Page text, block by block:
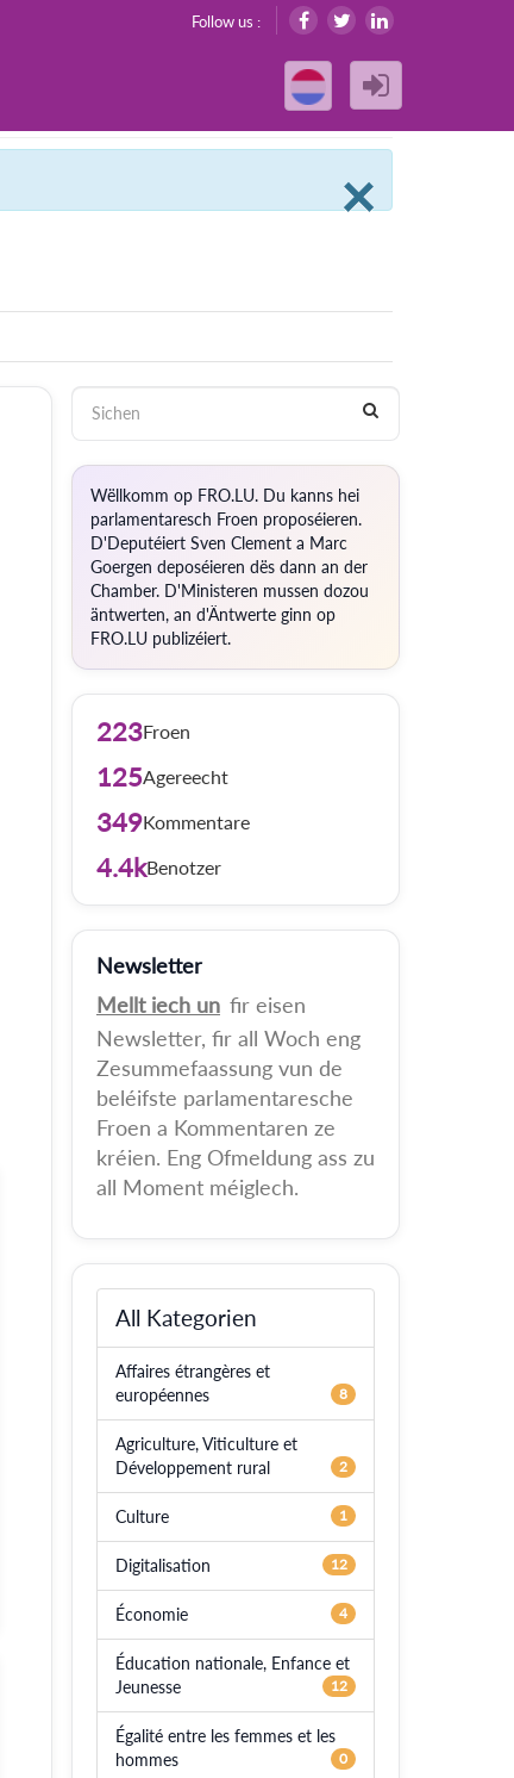
Follow us :
×
Wëllkomm op FRO.LU. Du kanns hei
parlamentaresch Froen proposéieren.
D'Deputéiert Sven Clement a Marc
Goergen deposéieren dës dann an der
Chamber. D'Ministeren mussen dozou
äntwerten, an d'Äntwerte ginn op
FRO.LU publizéiert.
223Froen
125Agereecht
349Kommentare
4.4kBenotzer
Newsletter
Mellt iech un fir eisen
Newsletter, fir all Woch eng
Zesummefaassung vun de
beléifste parlamentaresche
Froen a Kommentaren ze
kréien. Eng Ofmeldung ass zu
all Moment méiglech.
All Kategorien
Affaires étrangères et
européennes
8
Agriculture, Viticulture et
Développement rural
2
Culture 1
Digitalisation 12
Économie 4
Éducation nationale, Enfance et
Jeunesse
12
Égalité entre les femmes et les
hommes
0